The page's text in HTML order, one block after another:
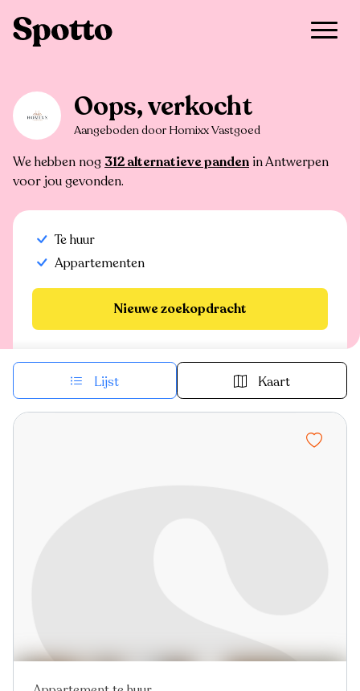
Oops, verkocht
Aangeboden door Homixx Vastgoed
We hebben nog 312 alternatieve panden in Antwerpen
voor jou gevonden.
Te huur
Appartementen
Nieuwe zoekopdracht
Lijst Kaart